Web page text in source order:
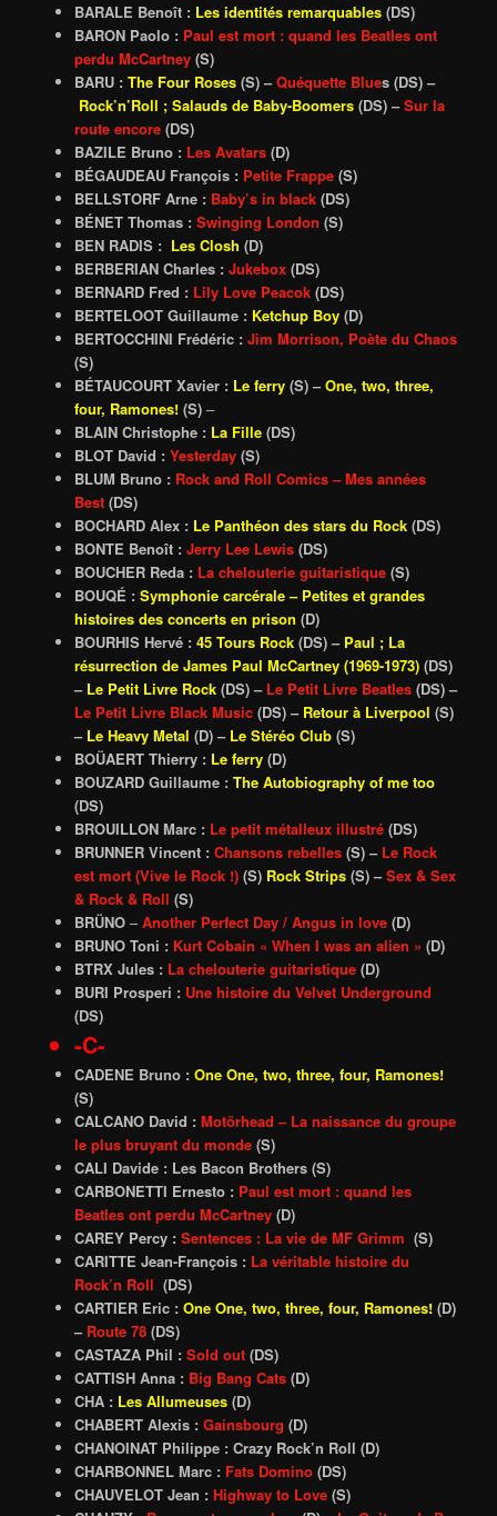
BARALE Benoît : Les identités remarquables(DS)
BARON Paolo : Paul est mort : quand les Beatles ont
perdu McCartney(S)
BARU : The Four Roses(S) –Quéquette Blues (DS) –
Rock’n’Roll ; Salauds de Baby-Boomers(DS) –Sur la
route encore(DS)
BAZILE Bruno : Les Avatars(D)
BÉGAUDEAU François : Petite Frappe(S)
BELLSTORF Arne : Baby’s in black(DS)
BÉNET Thomas : Swinging London (S)
BEN RADIS : Les Closh (D)
BERBERIAN Charles : Jukebox (DS)
BERNARD Fred : Lily Love Peacok(DS)
BERTELOOT Guillaume : Ketchup Boy(D)
BERTOCCHINI Frédéric : Jim Morrison, Poète du Chaos
(S)
BÉTAUCOURT Xavier : Le ferry(S) –One, two, three,
four, Ramones!(S)–
BLAIN Christophe : La Fille(DS)
BLOT David : Yesterday (S)
BLUM Bruno : Rock and Roll Comics – Mes années
Best(DS)
BOCHARD Alex : Le Panthéon des stars du Rock(DS)
BONTE Benoît : Jerry Lee Lewis(DS)
BOUCHER Reda : La chelouterie guitaristique(S)
BOUQÉ : Symphonie carcérale – Petites et grandes
histoires des concerts en prison (D)
BOURHIS Hervé : 45 Tours Rock(DS) – Paul ; La
résurrection de James Paul McCartney (1969-1973)(DS)
– Le Petit Livre Rock(DS) – Le Petit Livre Beatles(DS) –
Le Petit Livre Black Music(DS) – Retour à Liverpool (S)
– Le Heavy Metal (D) – Le Stéréo Club(S)
BOÜAERT Thierry : Le ferry(D)
BOUZARD Guillaume : The Autobiography of me too
(DS)
BROUILLON Marc : Le petit métalleux illustré(DS)
BRUNNER Vincent : Chansons rebelles(S) – Le Rock
est mort (Vive le Rock !) (S) Rock Strips(S) –Sex & Sex
& Rock & Roll (S)
BRÜNO –Another Perfect Day / Angus in love(D)
BRUNO Toni : Kurt Cobain « When I was an alien » (D)
BTRX Jules : La chelouterie guitaristique(D)
BURI Prosperi : Une histoire du Velvet Underground
(DS)
-C-
CADENE Bruno : One One, two, three, four, Ramones!
(S)
CALCANO David : Motörhead – La naissance du groupe
le plus bruyant du monde(S)
CALI Davide : Les Bacon Brothers (S)
CARBONETTI Ernesto : Paul est mort : quand les
Beatles ont perdu McCartney(D)
CAREY Percy : Sentences : La vie de MF Grimm (S)
CARITTE Jean-François : La véritable histoire du
Rock’n Roll (DS)
CARTIER Eric : One One, two, three, four, Ramones!(D)
– Route 78(DS)
CASTAZA Phil : Sold out(DS)
CATTISH Anna : Big Bang Cats(D)
CHA : Les Allumeuses (D)
CHABERT Alexis : Gainsbourg (D)
CHANOINAT Philippe : Crazy Rock’n Roll (D)
CHARBONNEL Marc : Fats Domino(DS)
CHAUVELOT Jean : Highway to Love (S)